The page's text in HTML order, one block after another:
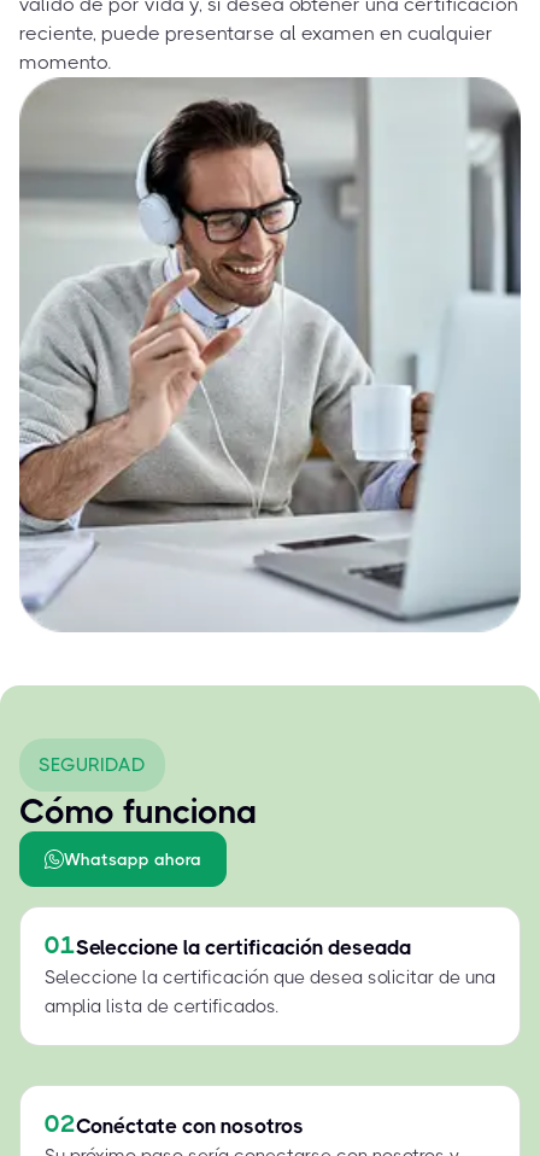
reciente, puede presentarse al examen en cualquier
momento.
SEGURIDAD
Cómo funciona
Whatsapp ahora
01Seleccione la certificación deseada
Seleccione la certificación que desea solicitar de una
amplia lista de certificados.
02Conéctate con nosotros